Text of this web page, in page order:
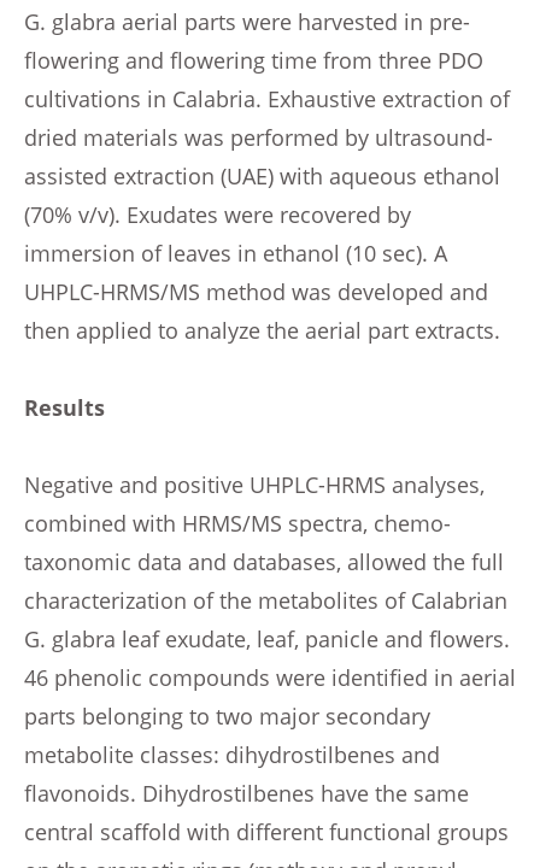
G. glabra aerial parts were harvested in pre-
flowering and flowering time from three PDO
cultivations in Calabria. Exhaustive extraction of
dried materials was performed by ultrasound-
assisted extraction (UAE) with aqueous ethanol
(70% v/v). Exudates were recovered by
immersion of leaves in ethanol (10 sec). A
UHPLC-HRMS/MS method was developed and
then applied to analyze the aerial part extracts.
Results
Negative and positive UHPLC-HRMS analyses,
combined with HRMS/MS spectra, chemo-
taxonomic data and databases, allowed the full
characterization of the metabolites of Calabrian
G. glabra leaf exudate, leaf, panicle and flowers.
46 phenolic compounds were identified in aerial
parts belonging to two major secondary
metabolite classes: dihydrostilbenes and
flavonoids. Dihydrostilbenes have the same
central scaffold with different functional groups